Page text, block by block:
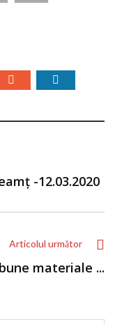
-12.03.2020
Articolul următor
materiale ...